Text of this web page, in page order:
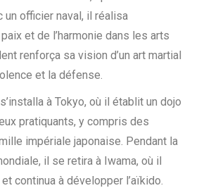
un officier naval, il réalisa
et de l’harmonie dans les arts
renforça sa vision d’un art martial
et la défense.
à Tokyo, où il établit un dojo
pratiquants, y compris des
impériale japonaise. Pendant la
il se retira à Iwama, où il
continua à développer l’aïkido.